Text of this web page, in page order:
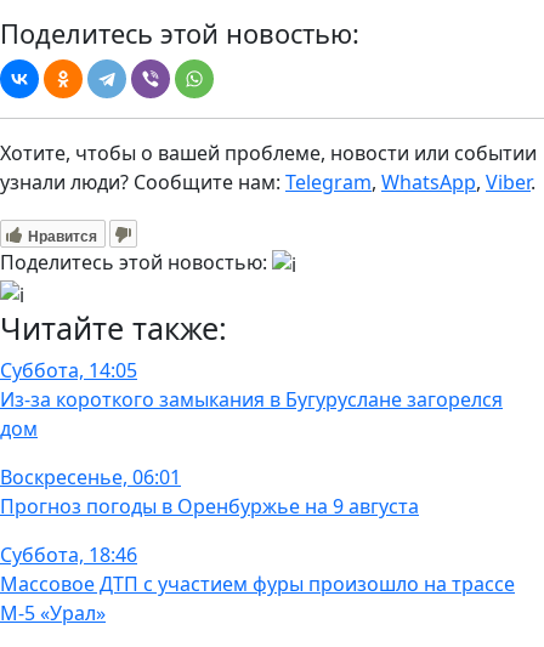
Поделитесь этой новостью:
Хотите, чтобы о вашей проблеме, новости или событии
узнали люди? Сообщите нам: Telegram, WhatsApp, Viber.
Нравится
Поделитесь этой новостью:
Читайте также:
Суббота, 14:05
Из-за короткого замыкания в Бугуруслане загорелся
дом
Воскресенье, 06:01
Прогноз погоды в Оренбуржье на 9 августа
Суббота, 18:46
Массовое ДТП с участием фуры произошло на трассе
М-5 «Урал»